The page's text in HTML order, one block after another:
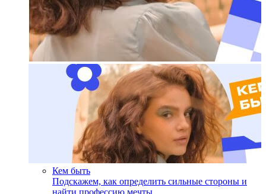
Кем быть
Подскажем, как определить сильные стороны и
найти профессию мечты